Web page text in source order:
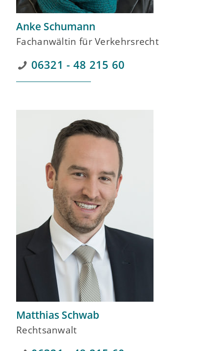
Anke Schumann
Fachanwältin für Verkehrsrecht
06321 - 48 215 60
Matthias Schwab
Rechtsanwalt